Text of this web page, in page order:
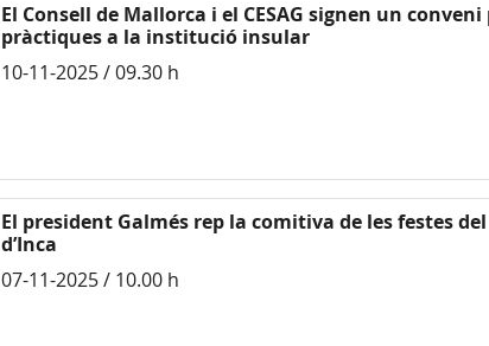
El Consell de Mallorca i el CESAG signen un
pràctiques a la institució insular
10-11-2025 / 09.30 h
El president Galmés rep la comitiva de les festes
d’Inca
07-11-2025 / 10.00 h